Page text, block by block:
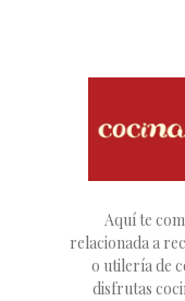
Aquí te
relacionada a
o utilería de
disfrutas